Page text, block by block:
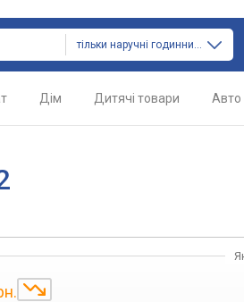
тільки наручні годинники
Дім Дитячі товари Авто